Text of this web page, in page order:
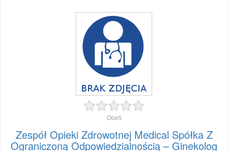
Oceń
Zespół Opieki Zdrowotnej Medical Spółka Z
Ograniczoną Odpowiedzialnością – Ginekolog